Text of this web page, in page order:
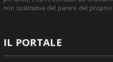
non sostitutive del parere del
IL PORTALE